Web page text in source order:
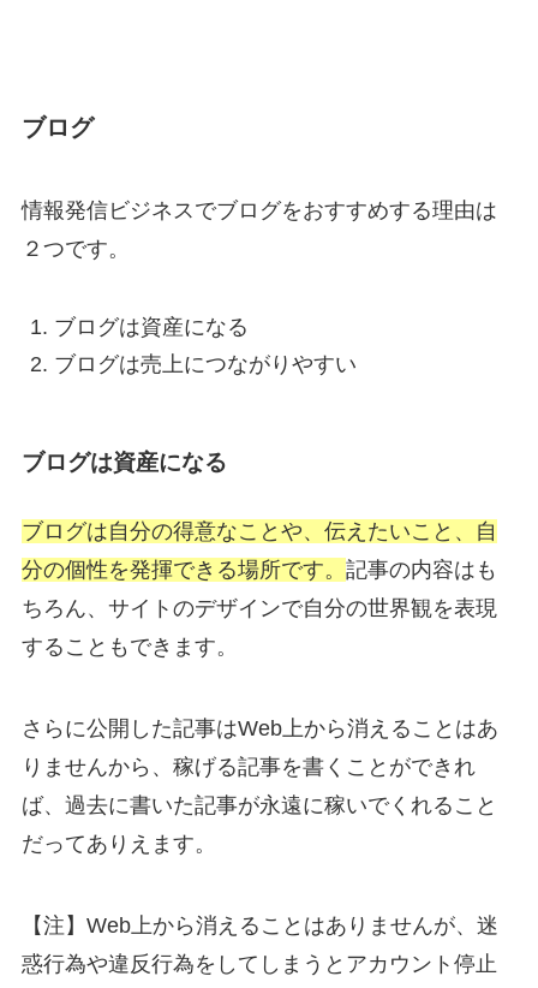
ブログ
情報発信ビジネスでブログをおすすめする理由は
２つです。
ブログは資産になる
ブログは売上につながりやすい
ブログは資産になる
ブログは自分の得意なことや、伝えたいこと、自
分の個性を発揮できる場所です。 記事の内容はも
ちろん、サイトのデザインで自分の世界観を表現
することもできます。
さらに公開した記事はWeb上から消えることはあ
りませんから、稼げる記事を書くことができれ
ば、過去に書いた記事が永遠に稼いでくれること
だってありえます。
【注】Web上から消えることはありませんが、迷
惑行為や違反行為をしてしまうとアカウント停止